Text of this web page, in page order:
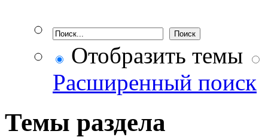
Отобразить темы
Расширенный поиск
Темы раздела